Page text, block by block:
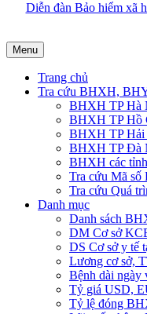
Diễn đàn Bảo hiểm xã
Menu
Trang chủ
Tra cứu BHXH,
BHXH TP Hà
BHXH TP Hồ
BHXH TP Hải
BHXH TP Đà
BHXH các
Tra cứu Mã
Tra cứu Quá
Danh mục
Danh sách
DM Cơ sở
DS Cơ sở y
Lương cơ sở,
Bệnh dài ngày
Tỷ giá USD,
Tỷ lệ đóng